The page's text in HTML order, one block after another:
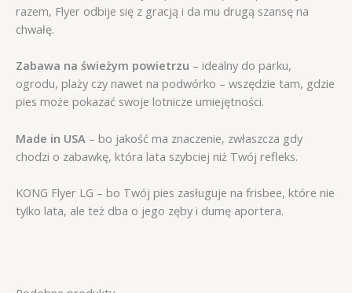
razem, Flyer odbije się z gracją i da mu drugą szansę na
chwałę.
Zabawa na świeżym powietrzu – idealny do parku,
ogrodu, plaży czy nawet na podwórko – wszędzie tam, gdzie
pies może pokazać swoje lotnicze umiejętności.
Made in USA – bo jakość ma znaczenie, zwłaszcza gdy
chodzi o zabawkę, która lata szybciej niż Twój refleks.
KONG Flyer LG – bo Twój pies zasługuje na frisbee, które nie
tylko lata, ale też dba o jego zęby i dumę aportera.